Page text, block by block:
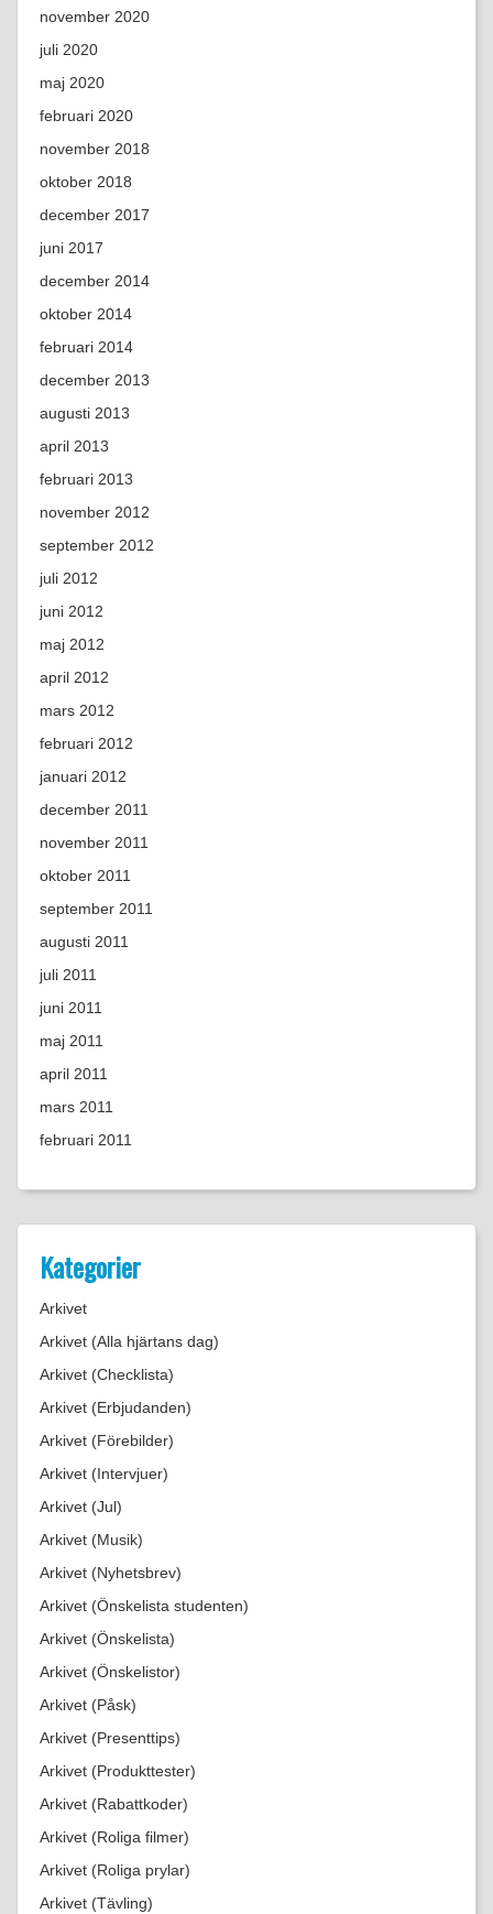
november 2020
juli 2020
maj 2020
februari 2020
november 2018
oktober 2018
december 2017
juni 2017
december 2014
oktober 2014
februari 2014
december 2013
augusti 2013
april 2013
februari 2013
november 2012
september 2012
juli 2012
juni 2012
maj 2012
april 2012
mars 2012
februari 2012
januari 2012
december 2011
november 2011
oktober 2011
september 2011
augusti 2011
juli 2011
juni 2011
maj 2011
april 2011
mars 2011
februari 2011
Kategorier
Arkivet
Arkivet (Alla hjärtans dag)
Arkivet (Checklista)
Arkivet (Erbjudanden)
Arkivet (Förebilder)
Arkivet (Intervjuer)
Arkivet (Jul)
Arkivet (Musik)
Arkivet (Nyhetsbrev)
Arkivet (Önskelista studenten)
Arkivet (Önskelista)
Arkivet (Önskelistor)
Arkivet (Påsk)
Arkivet (Presenttips)
Arkivet (Produkttester)
Arkivet (Rabattkoder)
Arkivet (Roliga filmer)
Arkivet (Roliga prylar)
Arkivet (Tävling)